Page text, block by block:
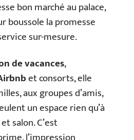
bon marché au palace,
boussole la promesse
sur-mesure.
de vacances,
et consorts, elle
aux groupes d’amis,
un espace rien qu’à
salon. C’est